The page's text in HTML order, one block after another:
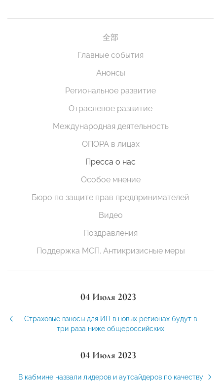
全部
Главные события
Анонсы
Региональное развитие
Отраслевое развитие
Международная деятельность
ОПОРА в лицах
Пресса о нас
Особое мнение
Бюро по защите прав предпринимателей
Видео
Поздравления
Поддержка МСП. Антикризисные меры
04 Июля 2023
Страховые взносы для ИП в новых регионах будут в
три раза ниже общероссийских
04 Июля 2023
В кабмине назвали лидеров и аутсайдеров по качеству